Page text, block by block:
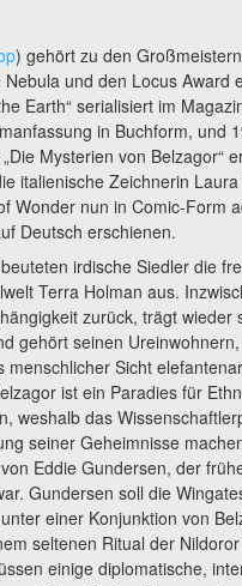
) gehört zu den
und den Locus Award
Earth“ serialisiert im
in Buchform, und
Mysterien von Belzagor“
italienische Zeichnerin
Wonder nun in Comic-Form
Deutsch erschienen.
irdische Siedler die
Terra Holman aus.
zurück, trägt wieder
gehört seinen
menschlicher Sicht
ist ein Paradies für
weshalb das
seiner Geheimnisse
Eddie Gundersen, der
Gundersen soll die
einer Konjunktion von
seltenen Ritual der
einige diplomatische,